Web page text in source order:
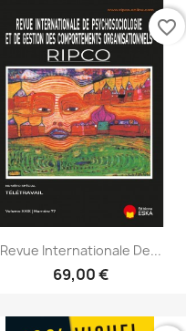
Revue Internationale De...
69,00 €
favorite_border